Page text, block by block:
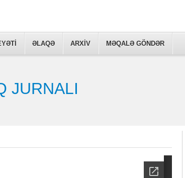
JURNALI
ƏLAQƏ ARXIV MƏQALƏ GÖNDƏR